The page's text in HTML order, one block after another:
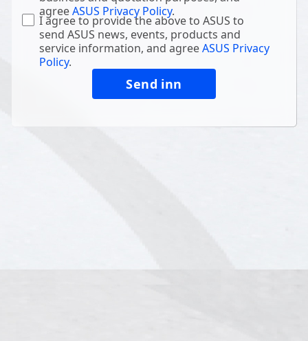
agreeASUS Privacy Policy.
I agree to provide the above to ASUS to
send ASUS news, events, products and
service information, and agreeASUS Privacy
Policy.